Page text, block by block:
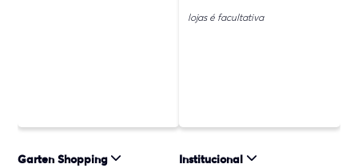
lojas é facultativa
Garten Shopping Institucional